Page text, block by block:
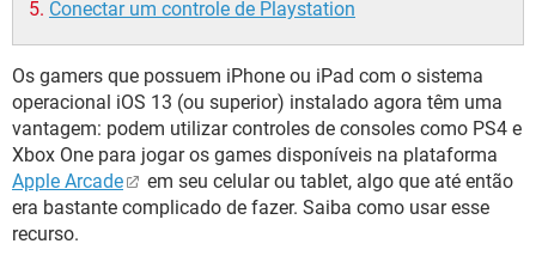
Conectar um controle de Playstation
Os gamers que possuem iPhone ou iPad com o sistema
operacional iOS 13 (ou superior) instalado agora têm uma
vantagem: podem utilizar controles de consoles como PS4 e
Xbox One para jogar os games disponíveis na plataforma
Apple Arcade
em seu celular ou tablet, algo que até então
era bastante complicado de fazer. Saiba como usar esse
recurso.